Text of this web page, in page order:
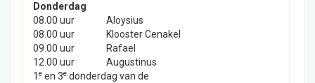
Donderdag
08.00 uur
Aloysius
08.00 uur
Klooster Cenakel
09.00 uur
Rafael
12.00 uur
Augustinus
1 e en 3e donderdag van de